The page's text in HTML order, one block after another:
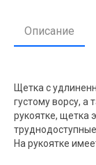
Описание
Щетка с
густому ворсу, а
рукоятке,
На рукоятке